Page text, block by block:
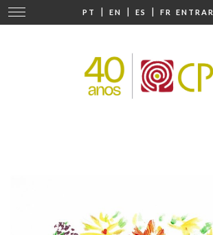
PT | EN | ES | FR ENTRAR
Mudar
navegação